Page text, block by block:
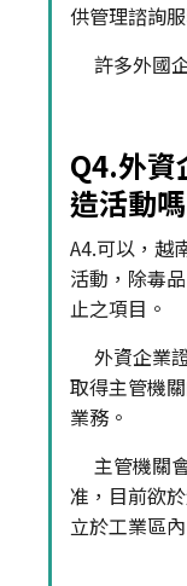
供管理諮詢
許多外國
Q4.外資
造活動
A4.可以，越
活動，除毒
止之項目。
外資企業
取得主管機
業務。
主管機關
准，目前欲
立於工業區內